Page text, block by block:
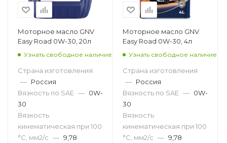
Моторное масло GNV
Easy Road 0W-30, 20л
Узнать свободное наличие
Страна изготовления
— Россия
Вязкость по SAE — 0W-
30
Вязкость
кинематическая при 100
°С, мм2/с — 9,78
Моторное масло GNV
Easy Road 0W-30, 4л
Узнать свободное наличие
Страна изготовления
— Россия
Вязкость по SAE — 0W-
30
Вязкость
кинематическая при 100
°С, мм2/с — 9,78